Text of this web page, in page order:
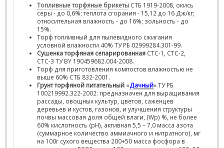
Топливные торфяные брикеты СТБ 1919-2008, окись
серы - до 0,6%; теплота сгорания - 15,12 до 16 Дж/кг;
относительная влажность - до 16%; зольность - до
15%.
Торф топливный для пылевидного сжигания
условной влажности 40% ТУ РБ 02999284.301-99.
Сушенка торфяная сепарированная СТС-1, СТС-2,
СТС-3 ТУ BY 190459682.004-2008.
Торф для приготовления компостов влажностью не
выше 60% СТБ 832-2001.
Грунт торфяной питательный «Дачный» ТУ РБ
100219992.322-2002: предназначен для выращивания
рассады, овощных культур, цветов, саженцев
деревьев и кустов, газонов, и улучшения структуры
почвы массовая доля общей влаги, (Wp) %, не более
60% кислотность (рН), активная 5,5 – 7,0 масса азота
(суммарное количество аммиачного и нитратного), мг
на 100г сухого вещества 200+50 масса фосфора в